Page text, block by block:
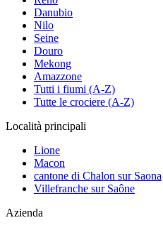
Danubio
Nilo
Seine
Douro
Mekong
Amazzone
Tutti i fiumi (A-Z)
Tutte le crociere (A-Z)
Località principali
Lione
Macon
cantone di Chalon sur Saona
Villefranche sur Saône
Azienda